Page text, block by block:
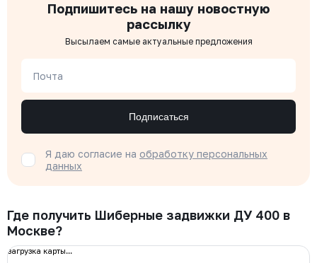
Подпишитесь на нашу новостную
рассылку
Высылаем самые актуальные предложения
Почта
Подписаться
Я даю согласие на обработку персональных
данных
Где получить Шиберные задвижки ДУ 400 в
Москве?
загрузка карты...